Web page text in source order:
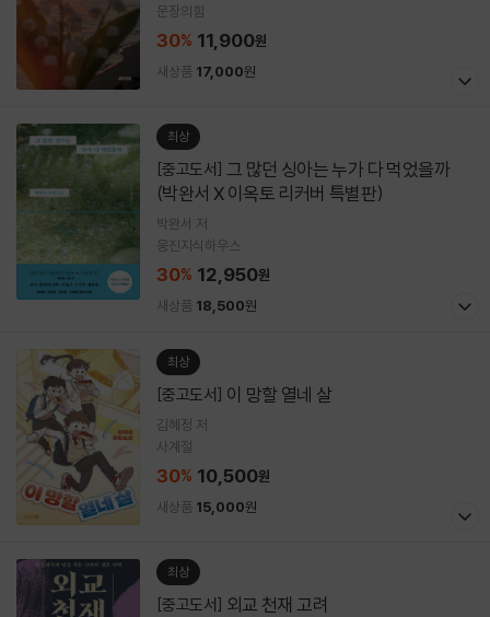
문장의힘
30% 11,900원
새상품 17,000원
최상
[중고도서]
(박완서 X 이옥토 리커버 특별판)
박완서 저
웅진지식하우스
30% 12,950원
새상품 18,500원
최상
[중고도서] 이 망할 열네 살
김혜정 저
사계절
30% 10,500원
새상품 15,000원
최상
[중고도서] 외교 천재 고려